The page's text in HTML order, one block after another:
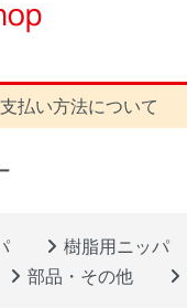
払い方法について
樹脂用ニッパ
部品・その他